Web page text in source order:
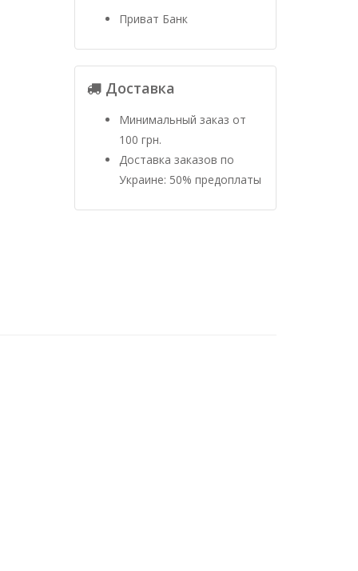
Приват Банк
Доставка
Минимальный заказ от
100 грн.
Доставка заказов по
Украине: 50% предоплаты